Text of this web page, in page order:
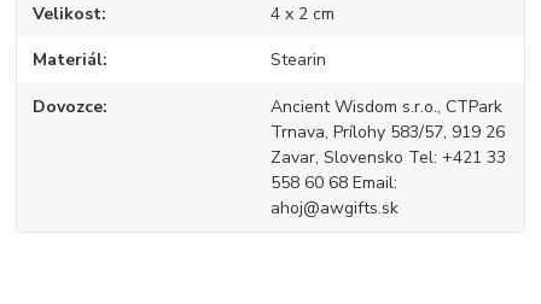
Velikost 4 x 2 cm
Materiál Stearin
Dovozce
Ancient Wisdom s.r.o., CTPark
Trnava, Prílohy 583/57, 919 26
Zavar, Slovensko Tel: +421 33
558 60 68 Email:
ahoj@awgifts.sk